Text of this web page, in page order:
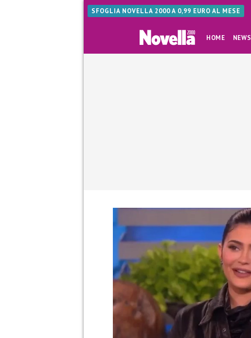
SFOGLIA NOVELLA 2000 A 0,99 EURO AL MESE
HOME NEWS